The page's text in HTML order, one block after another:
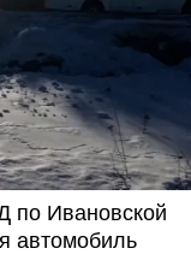
по Ивановской
автомобиль